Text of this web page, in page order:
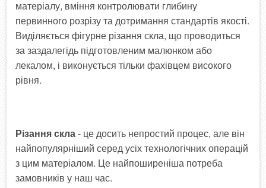
матеріалу, вміння контролювати глибину
первинного розрізу та дотримання стандартів якості.
Виділяється фігурне різання скла, що проводиться
за заздалегідь підготовленим малюнком або
лекалом, і виконується тільки фахівцем високого
рівня.
Різання скла- це досить непростий процес, але він
найпопулярніший серед усіх технологічних операцій
з цим матеріалом. Це найпоширеніша потреба
замовників у наш час.